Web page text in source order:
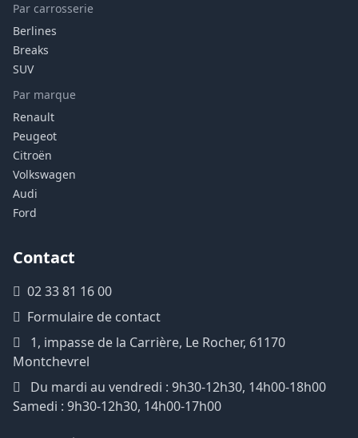
Par carrosserie
Berlines
Breaks
SUV
Par marque
Renault
Peugeot
Citroën
Volkswagen
Audi
Ford
Contact
02 33 81 16 00
Formulaire de contact
1, impasse de la Carrière, Le Rocher, 61170
Montchevrel
Du mardi au vendredi : 9h30-12h30, 14h00-18h00
Samedi : 9h30-12h30, 14h00-17h00